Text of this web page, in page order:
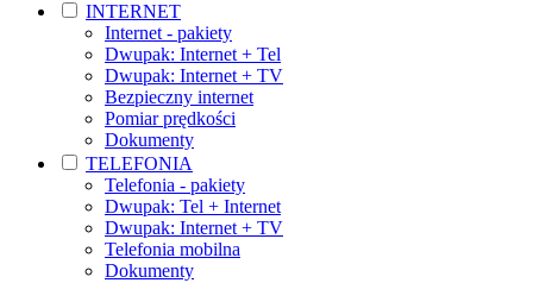
INTERNET
Internet - pakiety
Dwupak: Internet + Tel
Dwupak: Internet + TV
Bezpieczny internet
Pomiar prędkości
Dokumenty
TELEFONIA
Telefonia - pakiety
Dwupak: Tel + Internet
Dwupak: Internet + TV
Telefonia mobilna
Dokumenty